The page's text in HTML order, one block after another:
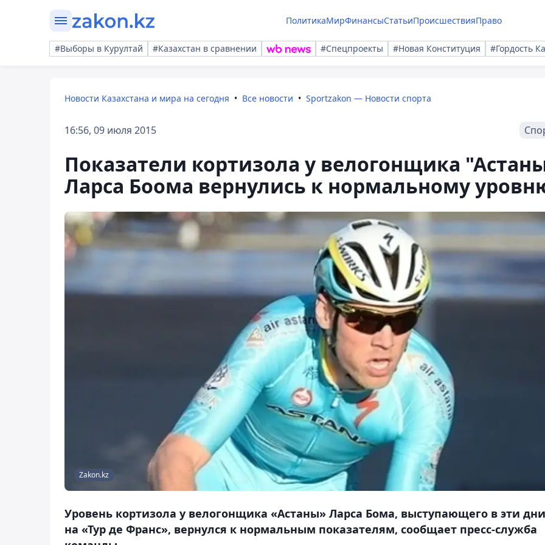
ПолитикаМирФинансыСтатьиПроисшествияПраво
#Выборы в Курултай #Казахстан в сравнении #Спецпроекты #Новая Конституция #Гордость
Новости Казахстана и мира на сегодня Все новости Sportzakon — Новости спорта
16:56, 09 июля 2015
Показатели кортизола у велогонщика
Ларса Боома вернулись к нормальному
Zakon.kz
Уровень кортизола у велогонщика «Астаны» Ларса Бома, выступающего в эти дни
на «Тур де Франс», вернулся к нормальным показателям, сообщает пресс-служба